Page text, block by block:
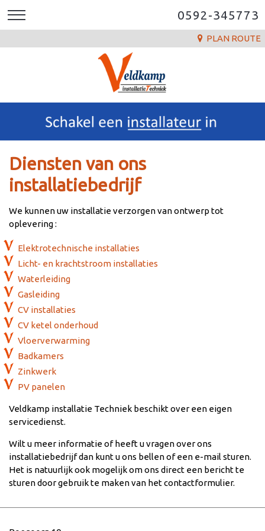
0592-345773
PLAN ROUTE
Diensten van ons
installatiebedrijf
We kunnen uw installatie verzorgen van ontwerp tot
oplevering :
Elektrotechnische installaties
Licht- en krachtstroom installaties
Waterleiding
Gasleiding
CV installaties
CV ketel onderhoud
Vloerverwarming
Badkamers
Zinkwerk
PV panelen
Veldkamp installatie Techniek beschikt over een eigen
servicedienst.
Wilt u meer informatie of heeft u vragen over ons
installatiebedrijf dan kunt u ons bellen of een e-mail sturen.
Het is natuurlijk ook mogelijk om ons direct een bericht te
sturen door gebruik te maken van het contactformulier.